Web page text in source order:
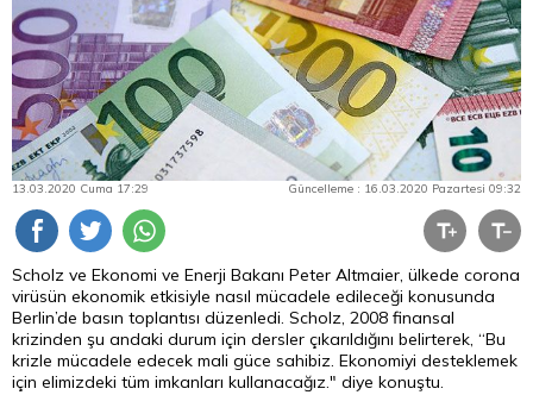
13.03.2020 Cuma 17:29 Güncelleme : 16.03.2020 Pazartesi 09:32
Scholz ve Ekonomi ve Enerji Bakanı Peter Altmaier, ülkede corona
virüsün ekonomik etkisiyle nasıl mücadele edileceği konusunda
Berlin’de basın toplantısı düzenledi. Scholz, 2008 finansal
krizinden şu andaki durum için dersler çıkarıldığını belirterek, “Bu
krizle mücadele edecek mali güce sahibiz. Ekonomiyi desteklemek
için elimizdeki tüm imkanları kullanacağız." diye konuştu.